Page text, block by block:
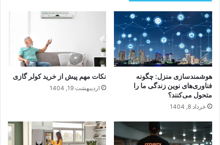
هوشمندسازی منزل: چگونه
فناوری‌های نوین زندگی ما را
متحول می‌کنند؟
خرداد 8, 1404
نکات مهم پیش از خرید کولر گازی
اردیبهشت 19, 1404